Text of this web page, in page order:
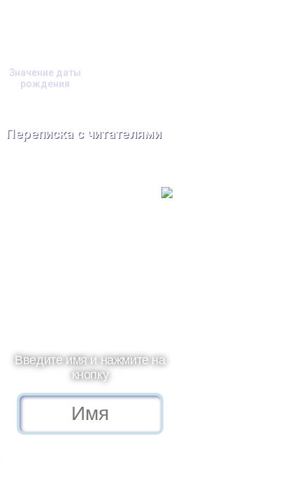
Значение даты
рождения
Переписка с читателями
Введите имя и нажмите на
кнопку